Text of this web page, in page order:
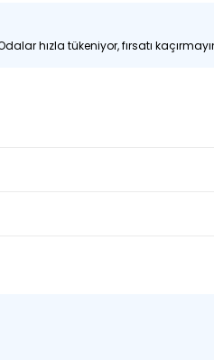
hızla tükeniyor, fırsatı